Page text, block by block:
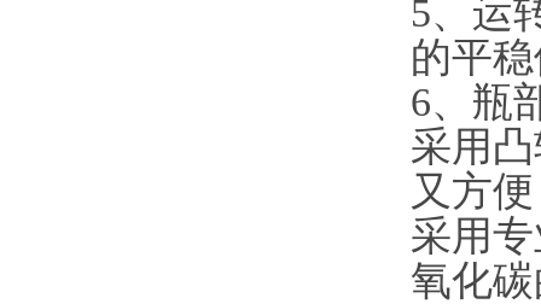
5、运
的平
6、瓶
采用
又方
采用
氧化